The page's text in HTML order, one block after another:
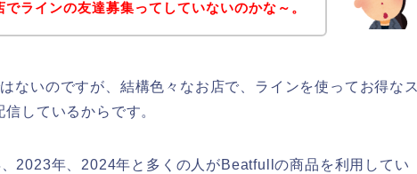
ラインの友達募集ってしていないのかな～。
ないのですが、結構色々なお店で、ラインを使ってお得なス
しているからです。
2023年、2024年と多くの人がBeatfullの商品を利用してい